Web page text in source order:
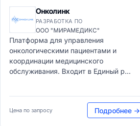
Онколинк
РАЗРАБОТКА ПО
ООО "МИРАМЕДИКС"
Платформа для управления
онкологическими пациентами и
координации медицинского
обслуживания. Входит в Единый р...
Цена по запросу Подробнее →